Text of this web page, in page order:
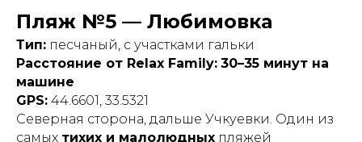
Пляж №5 — Любимовка
Тип: песчаный, с участками гальки
Расстояние от Relax Family: 30–35 минут на
машине
GPS: 44.6601, 33.5321
Северная сторона, дальше Учкуевки. Один из
самых тихих и малолюдных пляжей